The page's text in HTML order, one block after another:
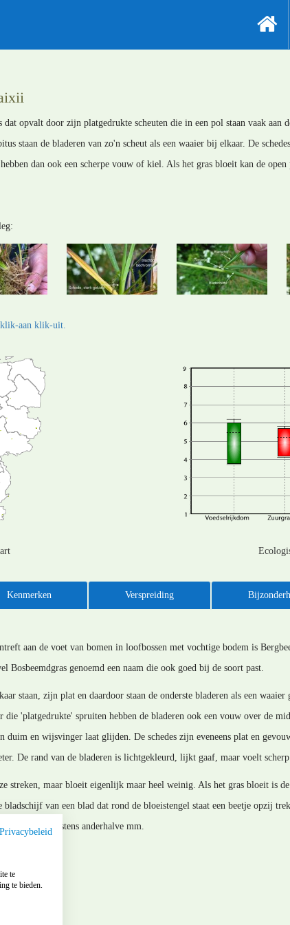
dat opvalt door zijn platgedrukte scheuten die in een pol staan vaak
staan de bladeren van zo'n scheut als een waaier bij elkaar. De
dan ook een scherpe vouw of kiel. Als het gras bloeit kan de
aan klik-uit.
Kenmerken Verspreiding
aan de voet van bomen in loofbossen met vochtige bodem is
Bosbeemdgras genoemd een naam die ook goed bij de soort past.
staan, zijn plat en daardoor staan de onderste bladeren als een waaier
'platgedrukte' spruiten hebben de bladeren ook een vouw over de
duim en wijsvinger laat glijden. De schedes zijn eveneens plat en
De rand van de bladeren is lichtgekleurd, lijkt gaaf, maar voelt scherp
streken, maar bloeit eigenlijk maar heel weinig. Als het gras bloeit is
van een blad dat rond de bloeistengel staat een beetje opzij
een tot hoogstens anderhalve mm.
Privacybeleid
te
te bieden.